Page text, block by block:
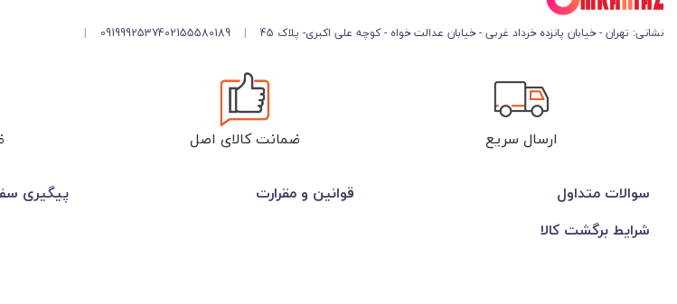
نشانی: تهران - خیابان پانزده خرداد غربی - خیابان عدالت خواه - کوچه علی اکبری- پلاک 45 |
02155580189
09199925374
|
ارسال سریع ضمانت کالای اصل
سوالات متداول قوانین و مقرارت
پیگیری
شرایط برگشت کالا